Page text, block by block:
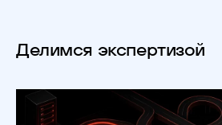
Делимся экспертизой